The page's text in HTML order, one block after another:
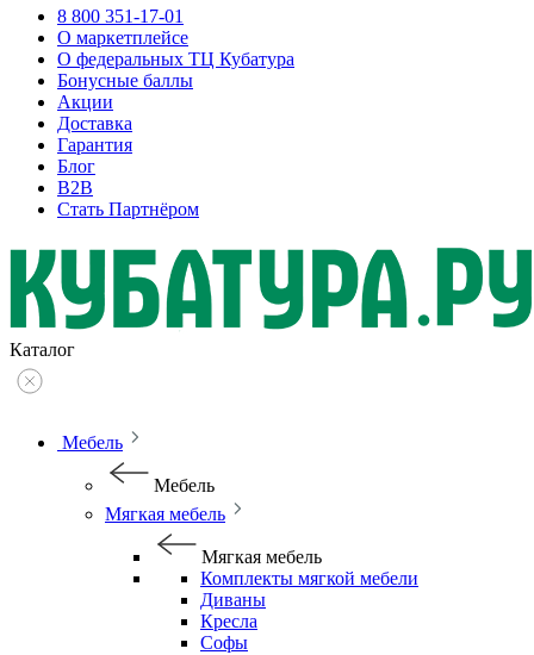
8 800 351-17-01
О маркетплейсе
О федеральных ТЦ Кубатура
Бонусные баллы
Акции
Доставка
Гарантия
Блог
B2B
Стать Партнёром
Каталог
Мебель
Мебель
Мягкая мебель
Мягкая мебель
Комплекты мягкой мебели
Диваны
Кресла
Софы